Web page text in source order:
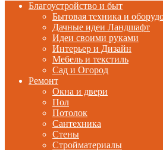
Благоустройство и быт
Бытовая техника и
Дачные идеи Ландшафт
Идеи своими руками
Интерьер и Дизайн
Мебель и текстиль
Сад и Огород
Ремонт
Окна и двери
Пол
Потолок
Сантехника
Стены
Стройматериалы